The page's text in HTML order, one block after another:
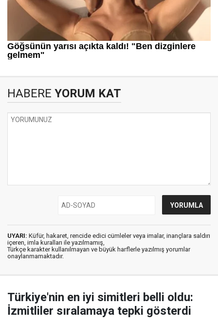
HABERE YORUM KAT
UYARI: Küfür, hakaret, rencide edici cümleler veya imalar, inançlara saldırı
içeren, imla kuralları ile yazılmamış,
Türkçe karakter kullanılmayan ve büyük harflerle yazılmış yorumlar
onaylanmamaktadır.
Türkiye'nin en iyi simitleri belli oldu:
İzmitliler sıralamaya tepki gösterdi